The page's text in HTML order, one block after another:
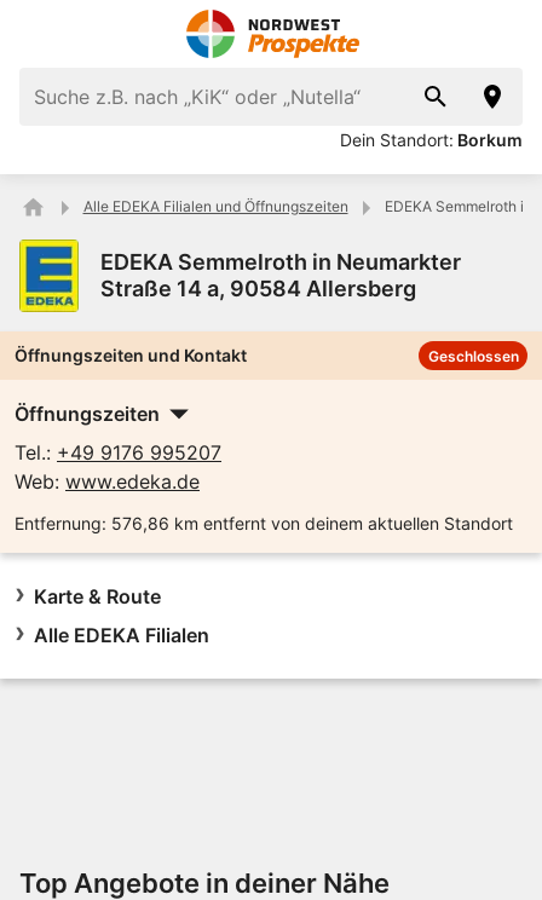
Dein Standort: Borkum
Alle EDEKA Filialen und Öffnungszeiten EDEKA Semmelroth
EDEKA Semmelroth in Neumarkter
Straße 14 a, 90584 Allersberg
Öffnungszeiten und Kontakt Geschlossen
Öffnungszeiten
Tel.: +49 9176 995207
Web: www.edeka.de
Entfernung: 576,86 km entfernt von deinem aktuellen Standort
Karte & Route
Alle EDEKA Filialen
Top Angebote in deiner Nähe